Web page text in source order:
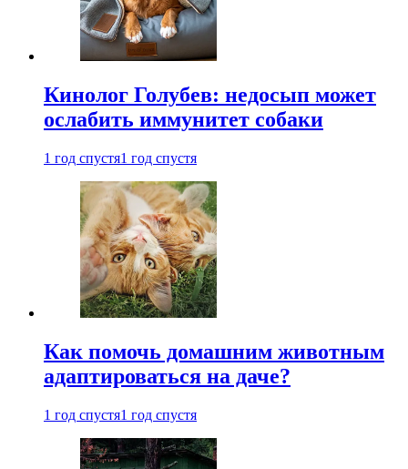
Кинолог Голубев: недосып может
ослабить иммунитет собаки
1 год спустя1 год спустя
Как помочь домашним животным
адаптироваться на даче?
1 год спустя1 год спустя